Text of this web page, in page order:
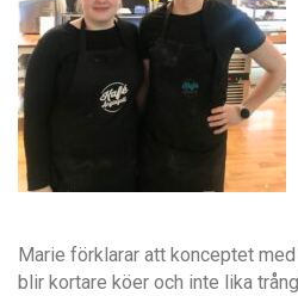
Marie förklarar att konceptet
blir kortare köer och inte lika